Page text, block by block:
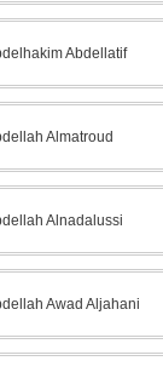
Abdellatif
Almatroud
Alnadalussi
Awad Aljahani